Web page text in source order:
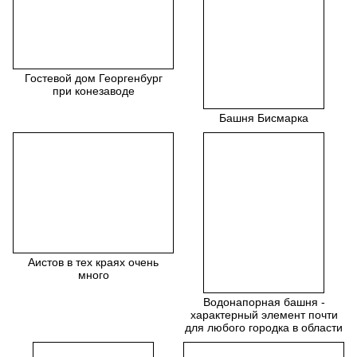
Гостевой дом Георгенбург
при конезаводе
Башня Бисмарка
Аистов в тех краях очень
много
Водонапорная башня -
характерный элемент почти
для любого городка в области